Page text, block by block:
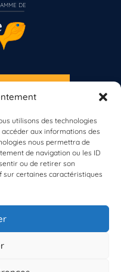
utilisons des technologies
aux informations des
nous permettra de
de navigation ou les ID
ou de retirer son
certaines caractéristiques
maintenant